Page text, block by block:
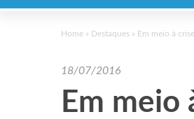
Home » Destaques » Em meio à
18/07/2016
Em meio